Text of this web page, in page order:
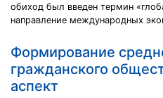
обиход был введен термин
направление международных
Формирование
гражданского
аспект